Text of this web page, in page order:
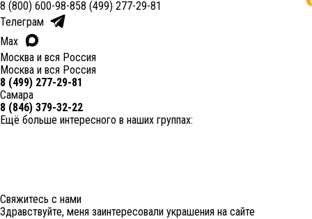
8 (800) 600-98-858 (499) 277-29-81
Телеграм
Max
Москва и вся Россия
Москва и вся Россия
8 (499) 277-29-81
Самара
8 (846) 379-32-22
Ещё больше интересного в наших группах:
Свяжитесь с нами
Здравствуйте, меня заинтересовали украшения на сайте